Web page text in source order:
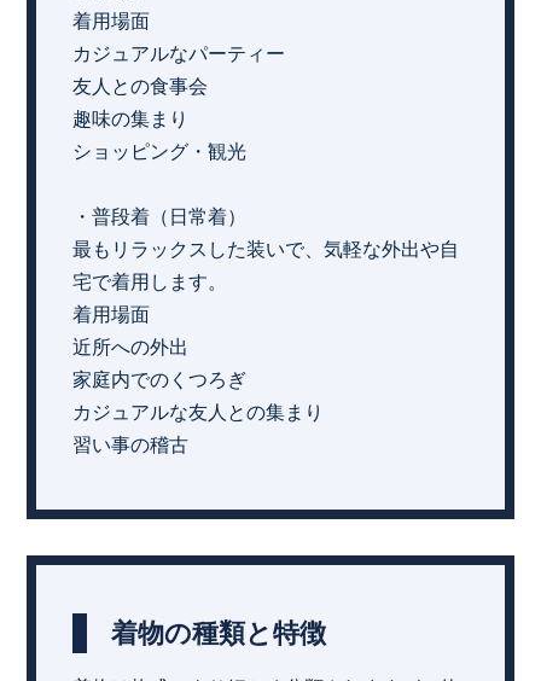
着用場面
カジュアルなパーティー
友人との食事会
趣味の集まり
ショッピング・観光
・普段着（日常着）
最もリラックスした装いで、気軽な外出や自
宅で着用します。
着用場面
近所への外出
家庭内でのくつろぎ
カジュアルな友人との集まり
習い事の稽古
着物の種類と特徴